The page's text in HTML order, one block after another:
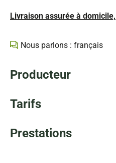
Livraison assurée à
Nous parlons : français
Producteur
Tarifs
Prestations